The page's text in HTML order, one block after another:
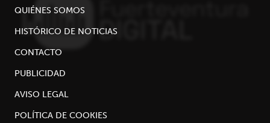
QUIÉNES SOMOS
HISTÓRICO DE NOTICIAS
CONTACTO
PUBLICIDAD
AVISO LEGAL
POLÍTICA DE COOKIES